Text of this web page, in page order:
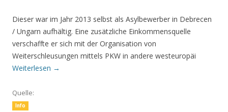
Dieser war im Jahr 2013 selbst als Asylbewerber in Debrecen
/ Ungarn aufhältig. Eine zusätzliche Einkommensquelle
verschaffte er sich mit der Organisation von
Weiterschleusungen mittels PKW in andere westeuropäi
Weiterlesen →
Quelle:
Info